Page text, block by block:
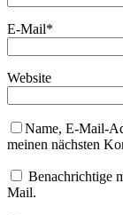
E-Mail*
Website
Name, E-Mail-
meinen nächsten
Benachrichtige
Mail.